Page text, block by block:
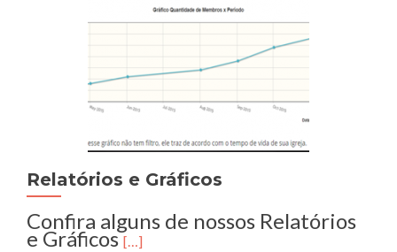
Relatórios e Gráficos
Confira alguns de nossos Relatórios
e Gráficos[…]